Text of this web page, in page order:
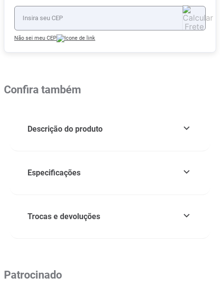
Não sei meu CEP
Confira também
Descrição do produto
Especificações
Trocas e devoluções
Patrocinado